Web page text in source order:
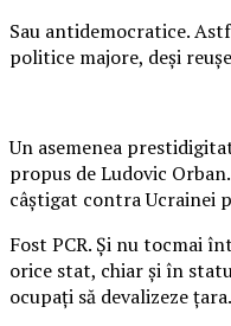
Sau antidemocratice.
politice majore, deşi
Un asemenea
propus de Ludovic
câştigat contra Ucrainei
Fost PCR. Şi nu tocmai
orice stat, chiar şi în
ocupaţi să devalizeze ţara.